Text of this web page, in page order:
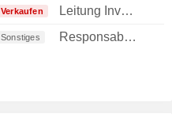
Verkaufen Leitung Investor Relations
Sonstiges Responsable ventes & marketing